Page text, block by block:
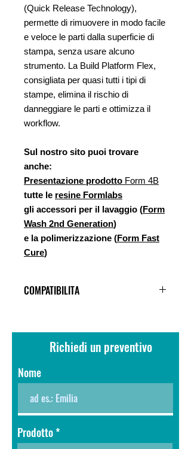
(Quick Release Technology),
permette di rimuovere in modo facile
e veloce le parti dalla superficie di
stampa, senza usare alcuno
strumento. La Build Platform Flex,
consigliata per quasi tutti i tipi di
stampe, elimina il rischio di
danneggiare le parti e ottimizza il
workflow.
Sul nostro sito puoi trovare
anche:
Presentazione prodotto Form 4B
tutte le resine Formlabs
gli accessori per il lavaggio (Form
Wash 2nd Generation)
e la polimerizzazione (Form Fast
Cure)
COMPATIBILITA
Richiedi un preventivo
Nome
Prodotto